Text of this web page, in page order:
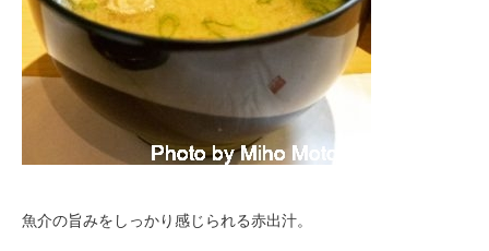
魚介の旨みをしっかり感じられる赤出汁。